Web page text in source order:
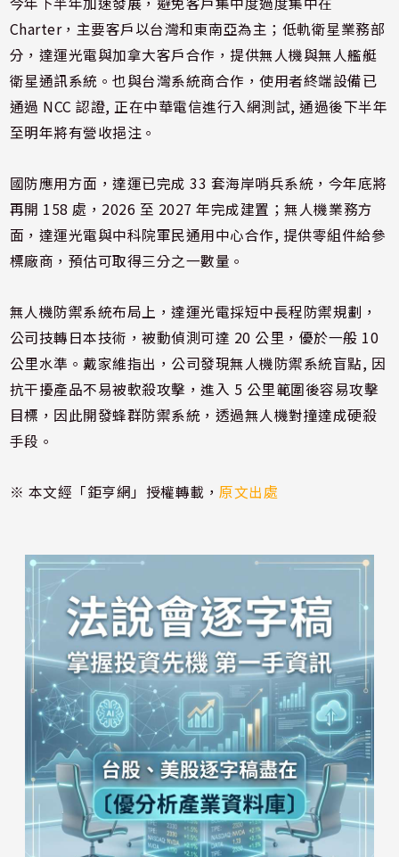
Charter，主要客戶以台灣和東南亞為主；低軌衛星業務部
分，達運光電與加拿大客戶合作，提供無人機與無人艦艇
衛星通訊系統。也與台灣系統商合作，使用者終端設備已
通過 NCC 認證, 正在中華電信進行入網測試, 通過後下半年
至明年將有營收挹注。
國防應用方面，達運已完成 33 套海岸哨兵系統，今年底將
再開 158 處，2026 至 2027 年完成建置；無人機業務方
面，達運光電與中科院軍民通用中心合作, 提供零組件給參
標廠商，預估可取得三分之一數量。
無人機防禦系統布局上，達運光電採短中長程防禦規劃，
公司技轉日本技術，被動偵測可達 20 公里，優於一般 10
公里水準。戴家維指出，公司發現無人機防禦系統盲點, 因
抗干擾產品不易被軟殺攻擊，進入 5 公里範圍後容易攻擊
目標，因此開發蜂群防禦系統，透過無人機對撞達成硬殺
手段。
※ 本文經「鉅亨網」授權轉載，原文出處